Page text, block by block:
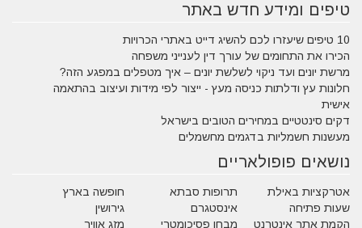
טיפים ומידע חדש באתר
10 טיפים שיעזרו לכם להשיג דייט באתרי הכרויות
הכירו את התחומים של עורך דין לענייני משפחה
מרשת יונים ועד ניקוי לשלשת יונים – איך מטפלים במפגע הזה?
חלונות עץ ודלתות כניסה מעץ - ייצור לפי מידות ועיצוב בהתאמה
אישית
דקים סינטטיים במחירים הטובים בישראל
מעשנות חשמליות בדגמים מחשמלים
נושאים פופולאריים
אטרקציות באילת תרופות סבתא
חופשה בארץ
שעות פתיחה
אינסטגרם
גירושין
הקמת אתר אינטרנט
מבחן פסיכומטרי
מזג אוויר